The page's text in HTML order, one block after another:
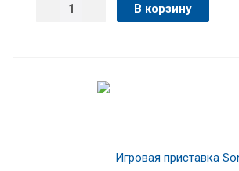
В корзину